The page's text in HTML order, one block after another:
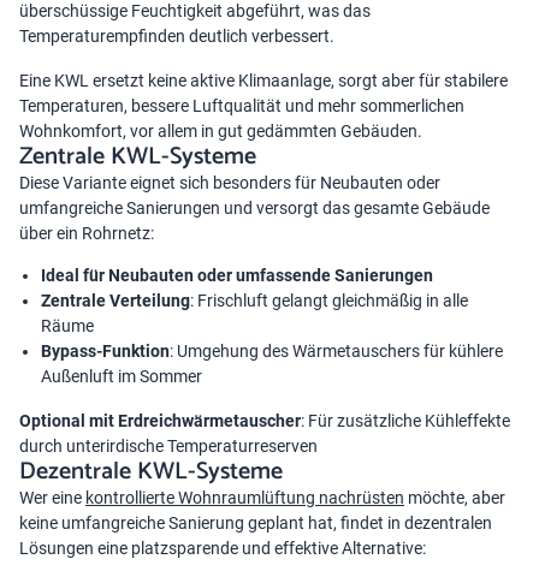
überschüssige Feuchtigkeit abgeführt, was das
Temperaturempfinden deutlich verbessert.
Eine KWL ersetzt keine aktive Klimaanlage, sorgt aber für stabilere
Temperaturen, bessere Luftqualität und mehr sommerlichen
Wohnkomfort, vor allem in gut gedämmten Gebäuden.
Zentrale KWL-Systeme
Diese Variante eignet sich besonders für Neubauten oder
umfangreiche Sanierungen und versorgt das gesamte Gebäude
über ein Rohrnetz:
Ideal für Neubautenoder umfassende Sanierungen
Zentrale Verteilung: Frischluft gelangt gleichmäßig in alle
Räume
Bypass-Funktion: Umgehung des Wärmetauschers für kühlere
Außenluft im Sommer
Optional mit Erdreichwärmetauscher: Für zusätzliche Kühleffekte
durch unterirdische Temperaturreserven
Dezentrale KWL-Systeme
Wer eine kontrollierte Wohnraumlüftung nachrüsten möchte, aber
keine umfangreiche Sanierung geplant hat, findet in dezentralen
Lösungen eine platzsparende und effektive Alternative: